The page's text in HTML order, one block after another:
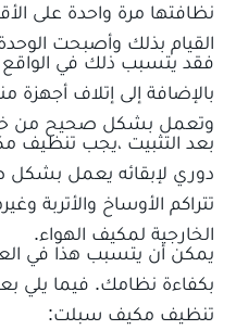
نظافتها مرة واحدة على
القيام بذلك وأصبحت
فقد يتسبب ذلك في
بالإضافة إلى إتلاف أجهزة
وتعمل بشكل صحيح من
بعد التثبيت ،يجب تنظيف
دوري لإبقائه يعمل
تتراكم الأوساخ والأتربة
الخارجية لمكيف الهواء.
يمكن أن يتسبب هذا في
بكفاءة نظامك. فيما يلي
تنظيف مكيف سبلت: